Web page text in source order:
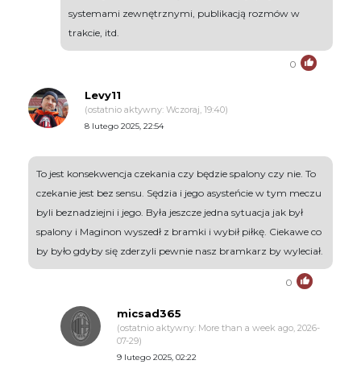
systemami zewnętrznymi, publikacją rozmów w
trakcie, itd.
0
Levy11
(ostatnio aktywny: Wczoraj, 19:40)
8 lutego 2025, 22:54
To jest konsekwencja czekania czy będzie spalony czy nie. To
czekanie jest bez sensu. Sędzia i jego asysteńcie w tym meczu
byli beznadziejni i jego. Była jeszcze jedna sytuacja jak był
spalony i Maginon wyszedł z bramki i wybił piłkę. Ciekawe co
by było gdyby się zderzyli pewnie nasz bramkarz by wyleciał.
0
micsad365
(ostatnio aktywny: More than a week ago, 2026-
07-29)
9 lutego 2025, 02:22